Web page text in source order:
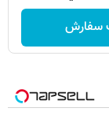
سفارش